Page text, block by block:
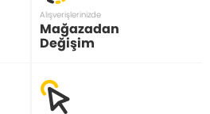
Alışverişlerinizde
Mağazadan
Değişim